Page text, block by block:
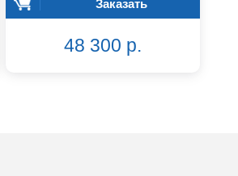
Заказать
48 300 р.